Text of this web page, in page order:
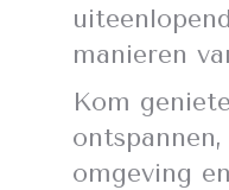
manieren
Kom
omgeving